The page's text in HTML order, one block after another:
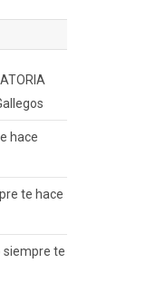
hace
te hace
siempre te